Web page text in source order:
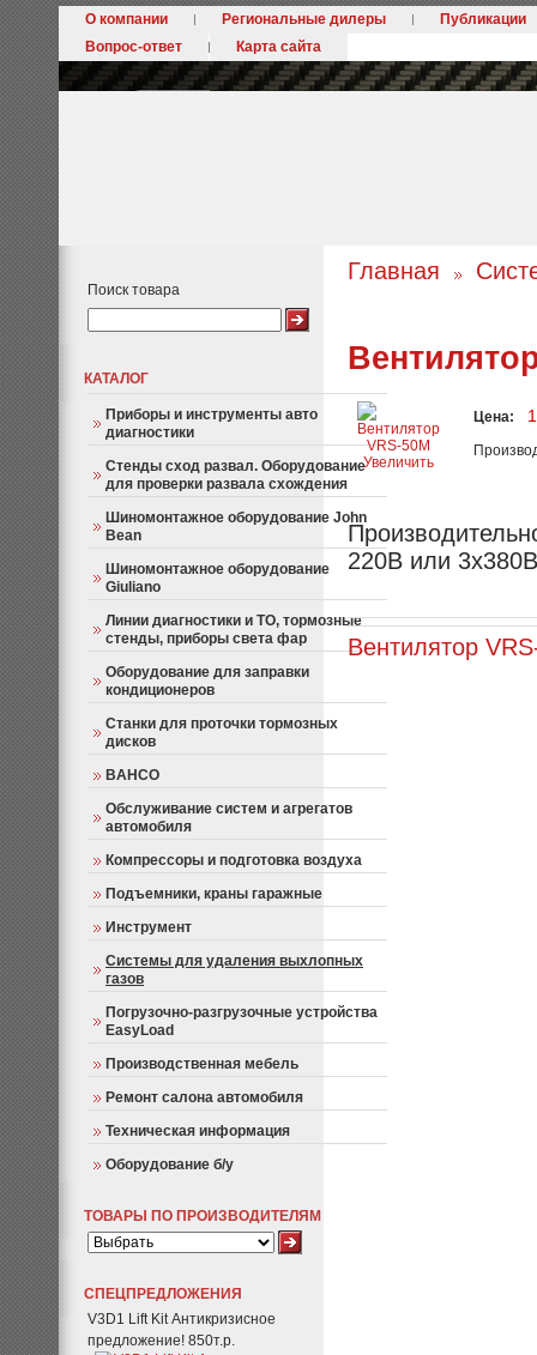
О компании Региональные дилеры
Публикации
Вопрос-ответ
Карта сайта
Поиск товара
КАТАЛОГ
Приборы и инструменты авто
диагностики
Стенды сход развал. Оборудование
для проверки развала схождения
Шиномонтажное оборудование John
Bean
Шиномонтажное оборудование
Giuliano
Линии диагностики и ТО, тормозные
стенды, приборы света фар
Оборудование для заправки
кондиционеров
Станки для проточки тормозных
дисков
BAHCO
Обслуживание систем и агрегатов
автомобиля
Компрессоры и подготовка воздуха
Подъемники, краны гаражные
Инструмент
Системы для удаления выхлопных
газов
Погрузочно-разгрузочные устройства
EasyLoad
Производственная мебель
Ремонт салона автомобиля
Техническая информация
Оборудование б/у
ТОВАРЫ ПО ПРОИЗВОДИТЕЛЯМ
СПЕЦПРЕДЛОЖЕНИЯ
V3D1 Lift Kit Антикризисное
предложение! 850т.р.
Главная
Увеличить
Цена:
220В или
Вентилятор